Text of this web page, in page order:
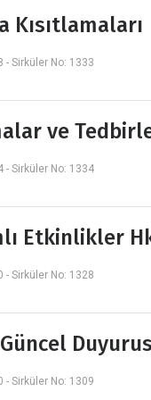
Kısıtlamaları
- Sirküler No: 1333
ve
- Sirküler No: 1334
Etkinlikler
- Sirküler No: 1328
Güncel
- Sirküler No: 1309